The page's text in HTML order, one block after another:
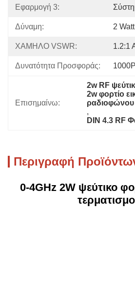
Εφαρμογή 3:
Δύναμη: 2 Watt
ΧΑΜΗΛΟ VSWR: 1.2:1
Δυνατότητα Προσφοράς:
Επισημαίνω:
2w RF
2w φορτίο
ραδιοφώνου
,
DIN 4.3 RF
Περιγραφή
0-4GHz 2W ψεύτικο